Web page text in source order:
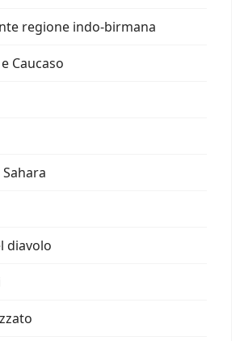
regione indo-birmana
Caucaso
diavolo